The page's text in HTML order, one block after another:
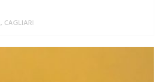
, CAGLIARI